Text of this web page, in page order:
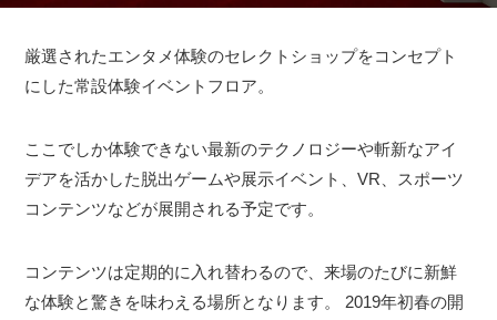
厳選されたエンタメ体験のセレクトショップをコンセプト
にした常設体験イベントフロア。
ここでしか体験できない最新のテクノロジーや斬新なアイ
デアを活かした脱出ゲームや展示イベント、VR、スポーツ
コンテンツなどが展開される予定です。
コンテンツは定期的に入れ替わるので、来場のたびに新鮮
な体験と驚きを味わえる場所となります。 2019年初春の開